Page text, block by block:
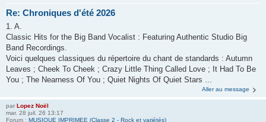
Re: Chroniques d'été 2026
1. A.
Classic Hits for the Big Band Vocalist : Featuring Authentic Studio Big
Band Recordings.
Voici quelques classiques du répertoire du chant de standards : Autumn
Leaves ; Cheek To Cheek ; Crazy Little Thing Called Love ; It Had To Be
You ; The Nearness Of You ; Quiet Nights Of Quiet Stars ...
Aller au message
par Lopez Noël
mar. 28 juil. 26 13:17
Forum : MUSIQUE IMPRIMEE (Classe 2 - Rock et variétés)